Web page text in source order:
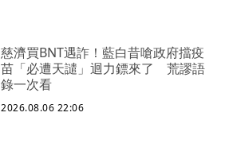
慈濟買BNT遇詐！藍白昔嗆政府擋疫
苗「必遭天譴」迴力鏢來了 荒謬語
錄一次看
2026.08.06 22:06